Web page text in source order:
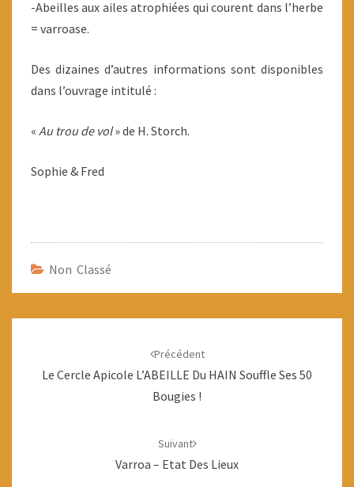
-Abeilles aux ailes atrophiées qui courent dans l’herbe
= varroase.
Des dizaines d’autres informations sont disponibles
dans l’ouvrage intitulé :
« Au trou de vol» de H. Storch.
Sophie & Fred
Non Classé
Précédent
Le Cercle Apicole L’ABEILLE Du HAIN Souffle Ses 50
Bougies !
Suivant
Varroa – Etat Des Lieux